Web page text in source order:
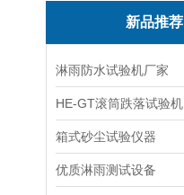
新品推荐
淋雨防水试验机厂家
HE-GT滚筒跌落试验机
箱式砂尘试验仪器
优质淋雨测试设备